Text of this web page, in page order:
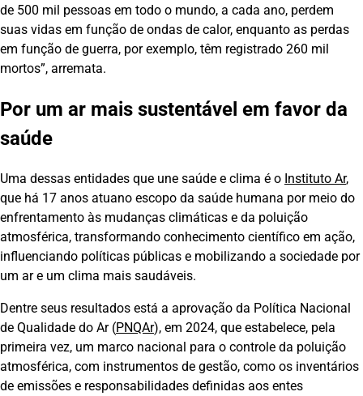
de 500 mil pessoas em todo o mundo, a cada ano, perdem
suas vidas em função de ondas de calor, enquanto as perdas
em função de guerra, por exemplo, têm registrado 260 mil
mortos”, arremata.
Por um ar mais sustentável em favor da
saúde
Uma dessas entidades que une saúde e clima é o Instituto Ar,
que há 17 anos atuano escopo da saúde humana por meio do
enfrentamento às mudanças climáticas e da poluição
atmosférica, transformando conhecimento científico em ação,
influenciando políticas públicas e mobilizando a sociedade por
um ar e um clima mais saudáveis.
Dentre seus resultados está a aprovação da Política Nacional
de Qualidade do Ar (PNQAr), em 2024, que estabelece, pela
primeira vez, um marco nacional para o controle da poluição
atmosférica, com instrumentos de gestão, como os inventários
de emissões e responsabilidades definidas aos entes